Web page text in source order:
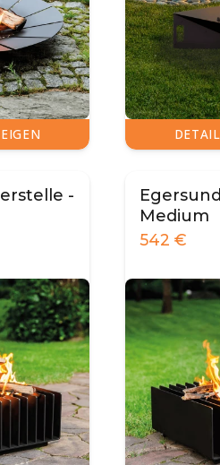
-
Medium
542 €